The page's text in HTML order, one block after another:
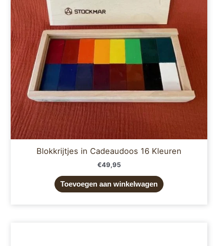
Blokkrijtjes in Cadeaudoos 16 Kleuren
€49,95
Toevoegen aan winkelwagen